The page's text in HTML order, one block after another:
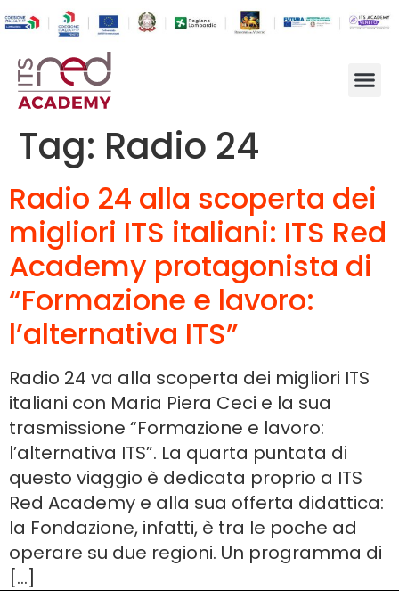
Tag: Radio 24
Radio 24 alla scoperta dei
migliori ITS italiani: ITS Red
Academy protagonista di
“Formazione e lavoro:
l’alternativa ITS”
Radio 24 va alla scoperta dei migliori ITS
italiani con Maria Piera Ceci e la sua
trasmissione “Formazione e lavoro:
l’alternativa ITS”. La quarta puntata di
questo viaggio è dedicata proprio a ITS
Red Academy e alla sua offerta didattica:
la Fondazione, infatti, è tra le poche ad
operare su due regioni. Un programma di
[…]